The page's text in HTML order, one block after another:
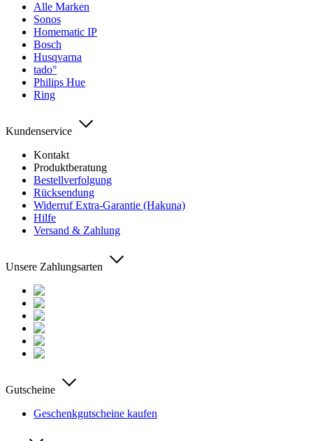
Alle Marken
Sonos
Homematic IP
Bosch
Husqvarna
tado°
Philips Hue
Ring
Kundenservice
Kontakt
Produktberatung
Bestellverfolgung
Rücksendung
Widerruf Extra-Garantie (Hakuna)
Hilfe
Versand & Zahlung
Unsere Zahlungsarten
Gutscheine
Geschenkgutscheine kaufen